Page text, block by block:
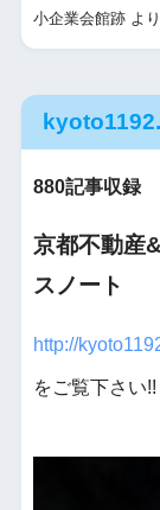
小企業会館跡より
880記事収録
京都不動産
スノート
http://
をご覧下さい!!